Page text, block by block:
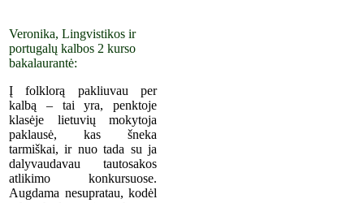
Veronika, Lingvistikos ir
portugalų kalbos 2 kurso
bakalaurantė:
Į folklorą pakliuvau per
kalbą – tai yra, penktoje
klasėje lietuvių mokytoja
paklausė, kas šneka
tarmiškai, ir nuo tada su ja
dalyvaudavau tautosakos
atlikimo konkursuose.
Augdama nesupratau, kodėl